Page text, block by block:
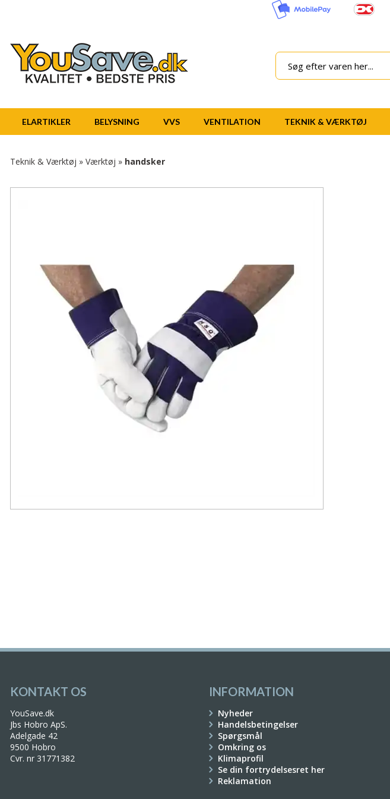
ELARTIKLER BELYSNING VVS VENTILATION TEKNIK & VÆRKTØJ
Teknik & Værktøj » Værktøj » handsker
KONTAKT OS
YouSave.dk
Jbs Hobro ApS.
Adelgade 42
9500 Hobro
Cvr. nr 31771382
INFORMATION
Nyheder
Handelsbetingelser
Spørgsmål
Omkring os
Klimaprofil
Se din fortrydelsesret her
Reklamation